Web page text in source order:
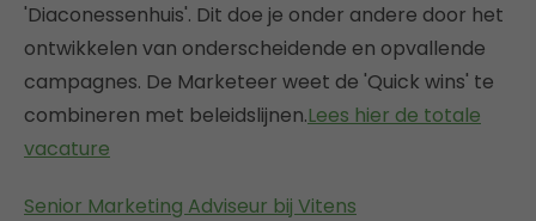
'Diaconessenhuis'. Dit doe je onder andere door het
ontwikkelen van onderscheidende en opvallende
campagnes. De Marketeer weet de 'Quick wins' te
combineren met beleidslijnen.Lees hier de totale
vacature
Senior Marketing Adviseur bij Vitens